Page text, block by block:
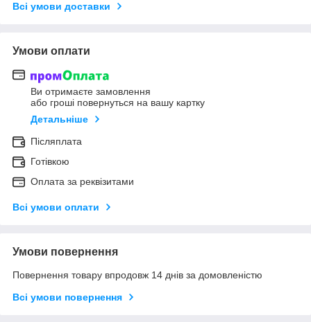
Всі умови доставки
Умови оплати
Ви отримаєте замовлення
або гроші повернуться на вашу картку
Детальніше
Післяплата
Готівкою
Оплата за реквізитами
Всі умови оплати
Умови повернення
Повернення товару впродовж 14 днів за домовленістю
Всі умови повернення